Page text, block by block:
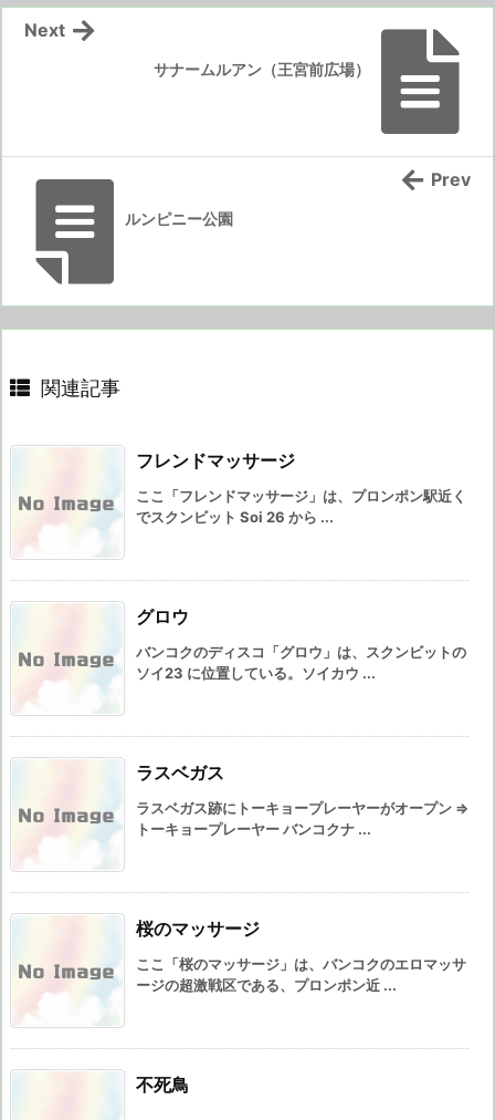
サナームルアン（王宮前広場）
Next
ルンピニー公園
Prev
関連記事
フレンドマッサージ
ここ「フレンドマッサージ」は、プロンポン駅近く
でスクンビット Soi 26 から ...
グロウ
バンコクのディスコ「グロウ」は、スクンビットの
ソイ23 に位置している。ソイカウ ...
ラスベガス
ラスベガス跡にトーキョープレーヤーがオープン ⇒
トーキョープレーヤー バンコクナ ...
桜のマッサージ
ここ「桜のマッサージ」は、バンコクのエロマッサ
ージの超激戦区である、プロンポン近 ...
不死鳥